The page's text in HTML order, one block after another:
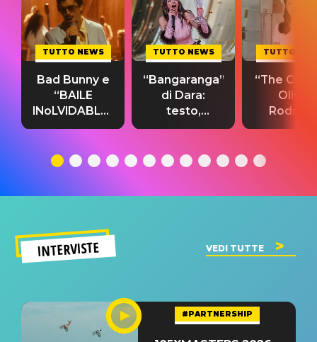
TUTTO NEWS
Bad Bunny e
“BAILE
INoLVIDABLE”:
testo,
significato
TUTTO NEWS
“Bangaranga”
di Dara:
testo,
traduzione e
del singolo
TUTTO
“The
Olivia
testo,
INTERVISTE VEDI TUTTE
#PARTNERSHIP